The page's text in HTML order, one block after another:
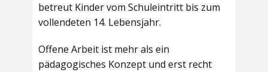
betreut Kinder vom Schuleintritt bis zum
vollendeten 14. Lebensjahr.
Offene Arbeit ist mehr als ein
pädagogisches Konzept und erst recht